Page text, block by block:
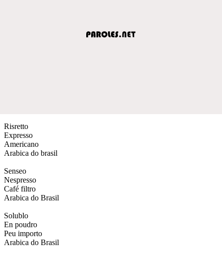
Risretto
Expresso
Americano
Arabica do brasil
Senseo
Nespresso
Café filtro
Arabica do Brasil
Solublo
En poudro
Peu importo
Arabica do Brasil